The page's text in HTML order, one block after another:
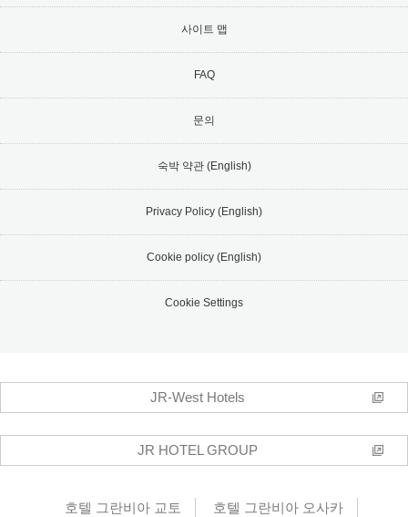
사이트 맵
FAQ
문의
숙박 약관 (English)
Privacy Policy (English)
Cookie policy (English)
Cookie Settings
JR-West Hotels
JR HOTEL GROUP
호텔 그란비아 교토 호텔 그란비아 오사카